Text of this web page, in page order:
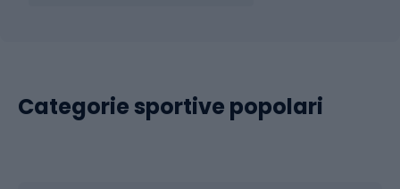
Categorie sportive popolari